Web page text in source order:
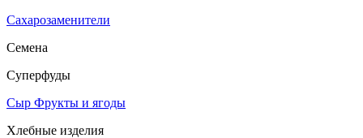
Сахарозаменители
Семена
Суперфуды
Сыр Фрукты и ягоды
Хлебные изделия